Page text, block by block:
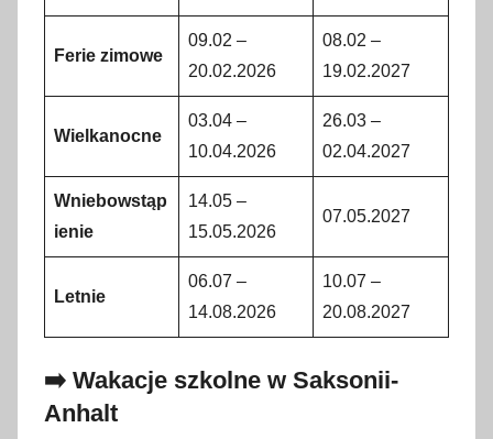
Ferie zimowe
09.02 –
20.02.2026
08.02 –
19.02.2027
Wielkanocne
03.04 –
10.04.2026
26.03 –
02.04.2027
Wniebowstąp
ienie
14.05 –
15.05.2026
07.05.2027
Letnie
06.07 –
14.08.2026
10.07 –
20.08.2027
➡️ Wakacje szkolne w Saksonii-
Anhalt